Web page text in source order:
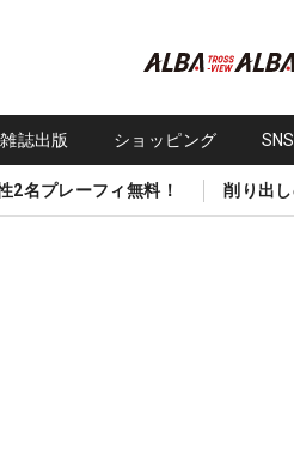
雑誌出版 ショッピング
2名プレーフィ無料！ 削り出